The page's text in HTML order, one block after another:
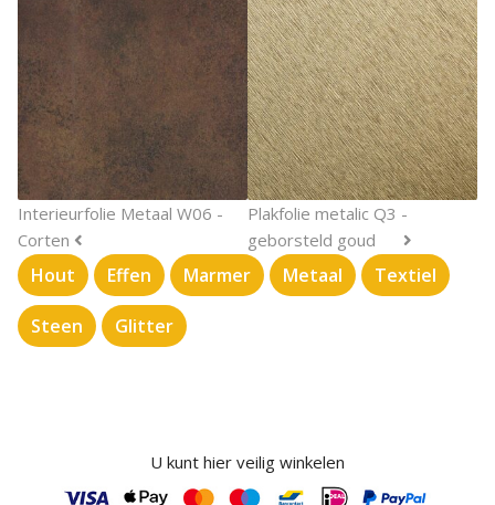
Interieurfolie Metaal W06 -
Corten
Plakfolie metalic Q3 -
geborsteld goud
Hout Effen Marmer Metaal Textiel
Steen Glitter
U kunt hier veilig winkelen